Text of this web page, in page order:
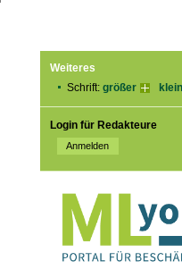
Weiteres
Schrift: größer
Login für Redakteure